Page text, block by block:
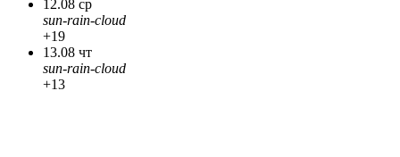
12.08 ср
sun-rain-cloud
+19
13.08 чт
sun-rain-cloud
+13